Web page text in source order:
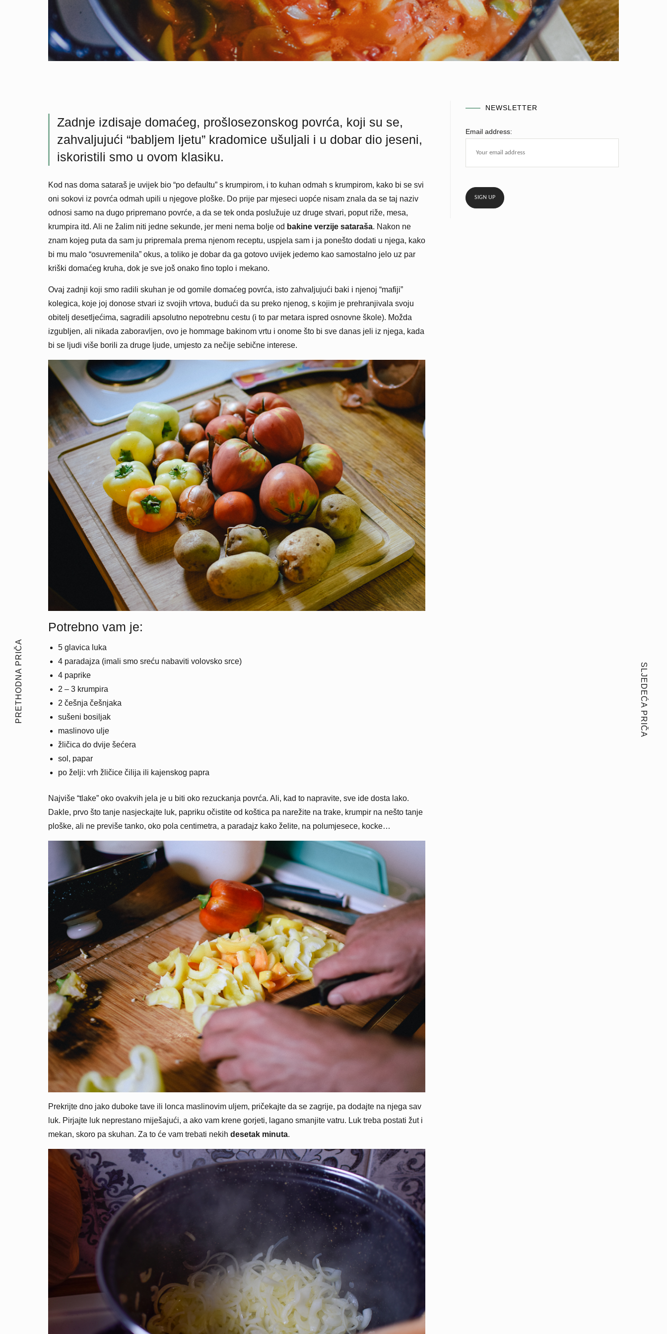
PRETHODNA PRIČA SLJEDEĆA PRIČA
Zadnje izdisaje domaćeg, prošlosezonskog povrća, koji su se,
zahvaljujući “babljem ljetu” kradomice ušuljali i u dobar dio jeseni,
iskoristili smo u ovom klasiku.
Kod nas doma sataraš je uvijek bio “po defaultu” s krumpirom, i to kuhan odmah s krumpirom, kako bi se svi
oni sokovi iz povrća odmah upili u njegove ploške. Do prije par mjeseci uopće nisam znala da se taj naziv
odnosi samo na dugo pripremano povrće, a da se tek onda poslužuje uz druge stvari, poput riže, mesa,
krumpira itd. Ali ne žalim niti jedne sekunde, jer meni nema bolje od bakine verzije sataraša. Nakon ne
znam kojeg puta da sam ju pripremala prema njenom receptu, uspjela sam i ja ponešto dodati u njega, kako
bi mu malo “osuvremenila” okus, a toliko je dobar da ga gotovo uvijek jedemo kao samostalno jelo uz par
kriški domaćeg kruha, dok je sve još onako fino toplo i mekano.
Ovaj zadnji koji smo radili skuhan je od gomile domaćeg povrća, isto zahvaljujući baki i njenoj “mafiji”
kolegica, koje joj donose stvari iz svojih vrtova, budući da su preko njenog, s kojim je prehranjivala svoju
obitelj desetljećima, sagradili apsolutno nepotrebnu cestu (i to par metara ispred osnovne škole). Možda
izgubljen, ali nikada zaboravljen, ovo je hommage bakinom vrtu i onome što bi sve danas jeli iz njega, kada
bi se ljudi više borili za druge ljude, umjesto za nečije sebične interese.
Potrebno vam je:
5 glavica luka
4 paradajza (imali smo sreću nabaviti volovsko srce)
4 paprike
2 – 3 krumpira
2 češnja češnjaka
sušeni bosiljak
maslinovo ulje
žličica do dvije šećera
sol, papar
po želji: vrh žličice čilija ili kajenskog papra
Najviše “tlake” oko ovakvih jela je u biti oko rezuckanja povrća. Ali, kad to napravite, sve ide dosta lako.
Dakle, prvo što tanje nasjeckajte luk, papriku očistite od koštica pa narežite na trake, krumpir na nešto tanje
ploške, ali ne previše tanko, oko pola centimetra, a paradajz kako želite, na polumjesece, kocke…
Prekrijte dno jako duboke tave ili lonca maslinovim uljem, pričekajte da se zagrije, pa dodajte na njega sav
luk. Pirjajte luk neprestano miješajući, a ako vam krene gorjeti, lagano smanjite vatru. Luk treba postati žut i
mekan, skoro pa skuhan. Za to će vam trebati nekih desetak minuta.
NEWSLETTER
Email address: